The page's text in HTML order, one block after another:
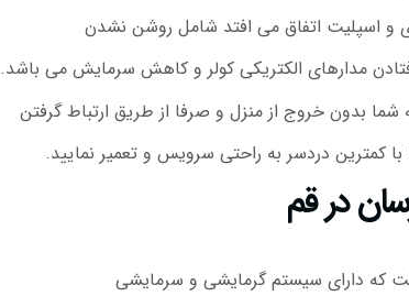
و اسپلیت اتفاق می افتد شامل روشن نشدن
افتادن مدارهای الکتریکی کولر و کاهش سرمایش می باشد.
بدون خروج از منزل و صرفا از طریق ارتباط گرفتن
با کمترین دردسر به راحتی سرویس و تعمیر نمایید.
در قم
که دارای سیستم گرمایشی و سرمایشی